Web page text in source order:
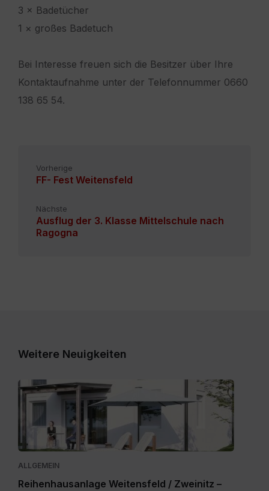
3 × Badetücher
1 × großes Badetuch
Bei Interesse freuen sich die Besitzer über Ihre
Kontaktaufnahme unter der Telefonnummer 0660
138 65 54.
Vorherige
FF- Fest Weitensfeld
Nächste
Ausflug der 3. Klasse Mittelschule nach
Ragogna
Weitere Neuigkeiten
Expose_Weitensfeld-
Zweinitz_20260528.pdf
ALLGEMEIN
Reihenhausanlage Weitensfeld / Zweinitz –